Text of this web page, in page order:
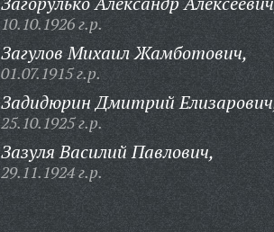
10.10.1926 г.р.
Загулов Михаил Жамботович,
01.07.1915 г.р.
Задидюрин Дмитрий
25.10.1925 г.р.
Зазуля Василий Павлович,
29.11.1924 г.р.